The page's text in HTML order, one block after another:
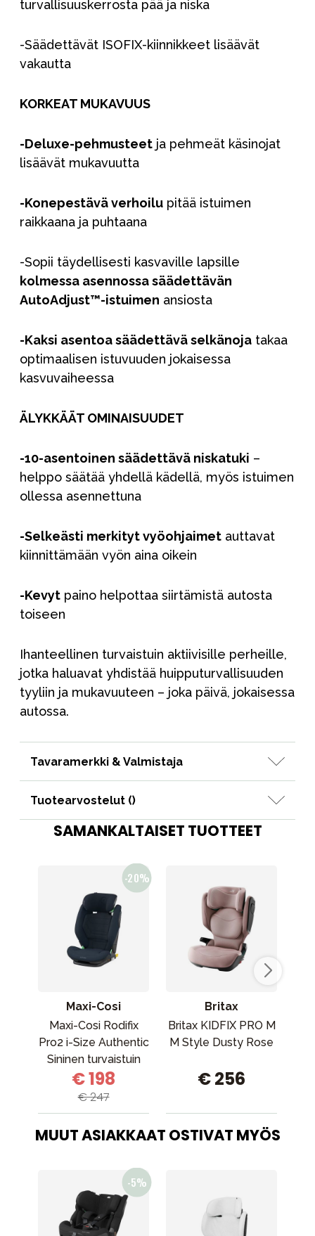
turvallisuuskerrosta pää ja niska
-Säädettävät ISOFIX-kiinnikkeet lisäävät
vakautta
KORKEAT MUKAVUUS
-Deluxe-pehmusteet ja pehmeät käsinojat
lisäävät mukavuutta
-Konepestävä verhoilu pitää istuimen
raikkaana ja puhtaana
-Sopii täydellisesti kasvaville lapsille
kolmessa asennossa säädettävän
AutoAdjust™-istuimen ansiosta
-Kaksi asentoa säädettävä selkänoja takaa
optimaalisen istuvuuden jokaisessa
kasvuvaiheessa
ÄLYKKÄÄT OMINAISUUDET
-10-asentoinen säädettävä niskatuki –
helppo säätää yhdellä kädellä, myös istuimen
ollessa asennettuna
-Selkeästi merkityt vyöohjaimet auttavat
kiinnittämään vyön aina oikein
-Kevyt paino helpottaa siirtämistä autosta
toiseen
Ihanteellinen turvaistuin aktiivisille perheille,
jotka haluavat yhdistää huipputurvallisuuden
tyyliin ja mukavuuteen – joka päivä, jokaisessa
autossa.
Tavaramerkki & Valmistaja
Tuotearvostelut ()
SAMANKALTAISET TUOTTEET
Maxi-Cosi
Maxi-Cosi Rodifix
Pro2 i-Size Authentic
Sininen turvaistuin
Maxi-Cosi Rodifix
Pro2 i-Size Authentic
Blue
€ 198
€ 247
Britax
Britax KIDFIX PRO M
M Style Dusty Rose
€ 256
MUUT ASIAKKAAT OSTIVAT MYÖS